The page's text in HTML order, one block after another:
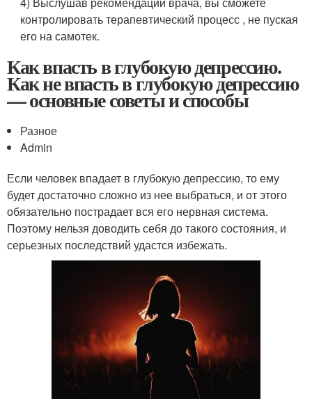
контролировать терапевтический процесс , не пуская
его на самотек.
Как впасть в глубокую депрессию.
Как не впасть в глубокую депрессию
— основные советы и способы
Разное
Admin
Если человек впадает в глубокую депрессию, то ему
будет достаточно сложно из нее выбраться, и от этого
обязательно пострадает вся его нервная система.
Поэтому нельзя доводить себя до такого состояния, и
серьезных последствий удастся избежать.